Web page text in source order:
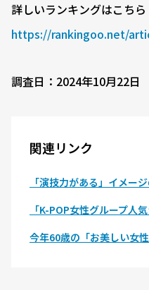
詳しいランキングはこちら
https://rankingoo.net/
調査日：2024年10月22日
関連リンク
「演技力がある」イメー
「K-POP女性グループ人
今年60歳の「お美しい女